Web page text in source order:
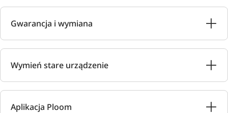
Gwarancja i wymiana
Wymień stare urządzenie
Aplikacja Ploom